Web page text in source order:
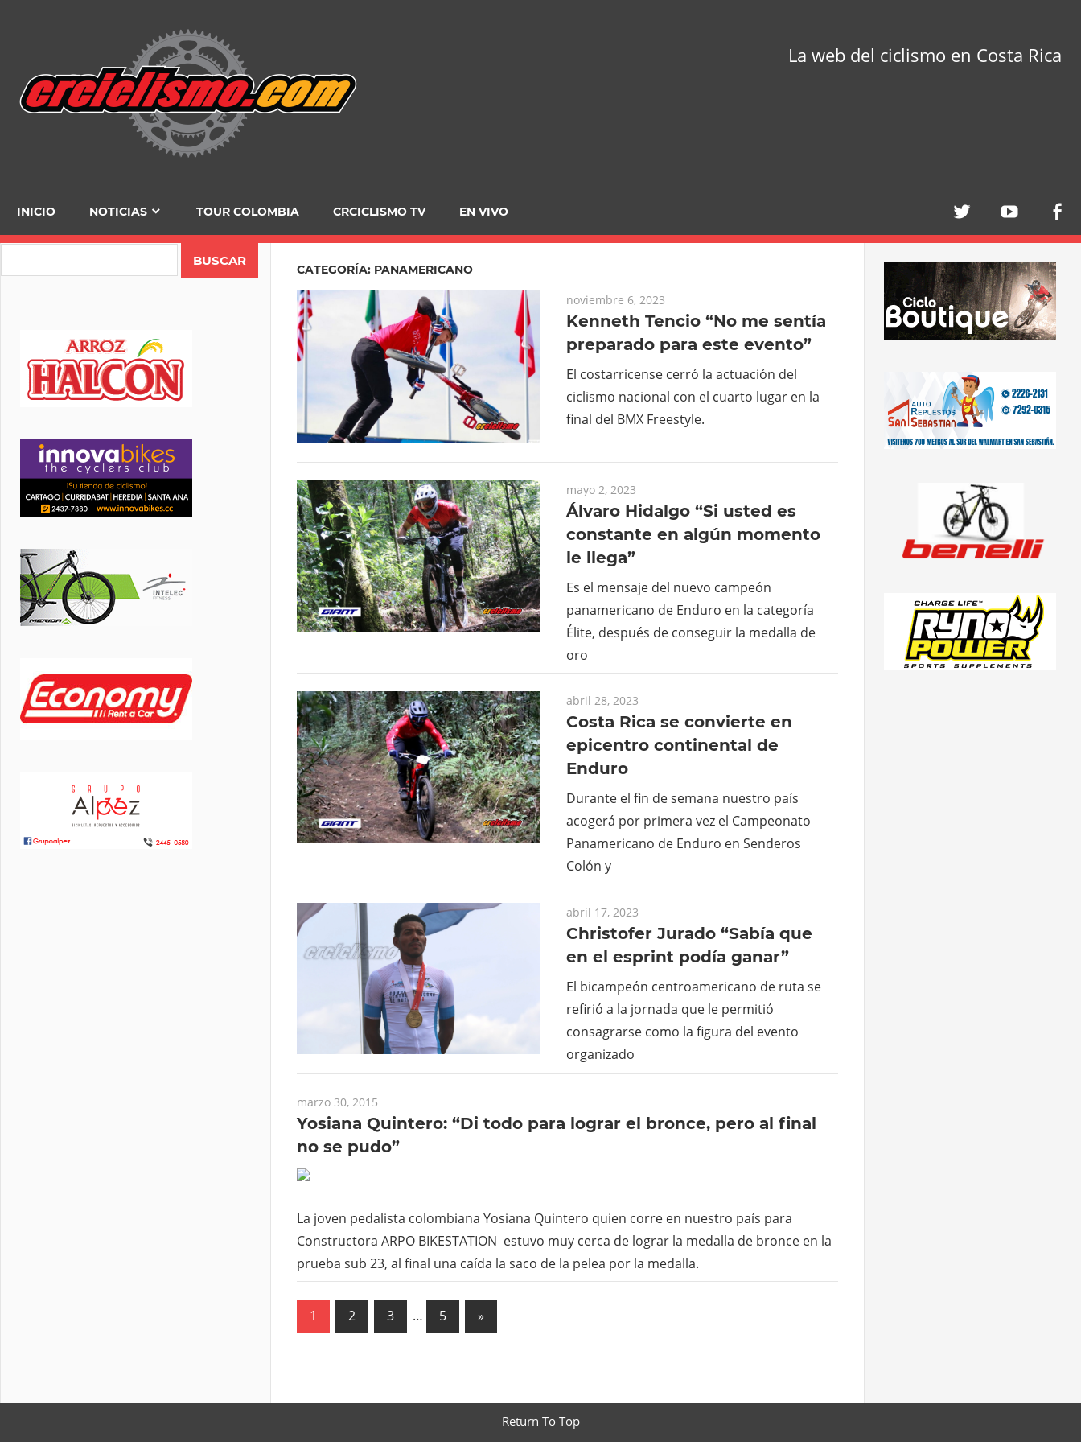
La web del ciclismo en Costa Rica
INICIO NOTICIAS TOUR COLOMBIA CRCICLISMO TV EN VIVO
CATEGORÍA: PANAMERICANO
noviembre 6, 2023
Kenneth Tencio “No me sentía
preparado para este evento”
El costarricense cerró la actuación del
ciclismo nacional con el cuarto lugar en la
final del BMX Freestyle.
mayo 2, 2023
Álvaro Hidalgo “Si usted es
constante en algún momento
le llega”
Es el mensaje del nuevo campeón
panamericano de Enduro en la categoría
Élite, después de conseguir la medalla de
oro
abril 28, 2023
Costa Rica se convierte en
epicentro continental de
Enduro
Durante el fin de semana nuestro país
acogerá por primera vez el Campeonato
Panamericano de Enduro en Senderos
Colón y
abril 17, 2023
Christofer Jurado “Sabía que
en el esprint podía ganar”
El bicampeón centroamericano de ruta se
refirió a la jornada que le permitió
consagrarse como la figura del evento
organizado
marzo 30, 2015
Yosiana Quintero: “Di todo para lograr el bronce, pero al final
no se pudo”
La joven pedalista colombiana Yosiana Quintero quien corre en nuestro país para
Constructora ARPO BIKESTATION estuvo muy cerca de lograr la medalla de bronce en la
prueba sub 23, al final una caída la saco de la pelea por la medalla.
Paginación
1 2 3 … 5
Next
Posts
»
Return To Top